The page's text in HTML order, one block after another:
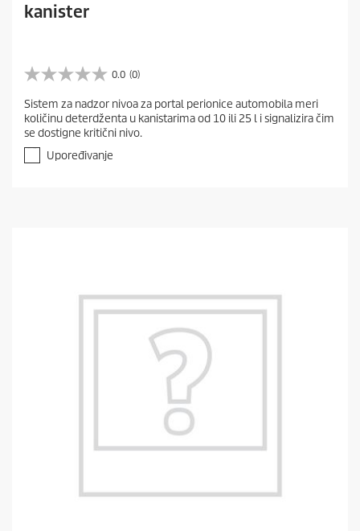
kanister
0.0 (0)
0
0
o
d
z
Sistem za nadzor nivoa za portal perionice automobila meri
količinu deterdženta u kanistarima od 10 ili 25 l i signalizira čim
se dostigne kritični nivo.
Upoređivanje